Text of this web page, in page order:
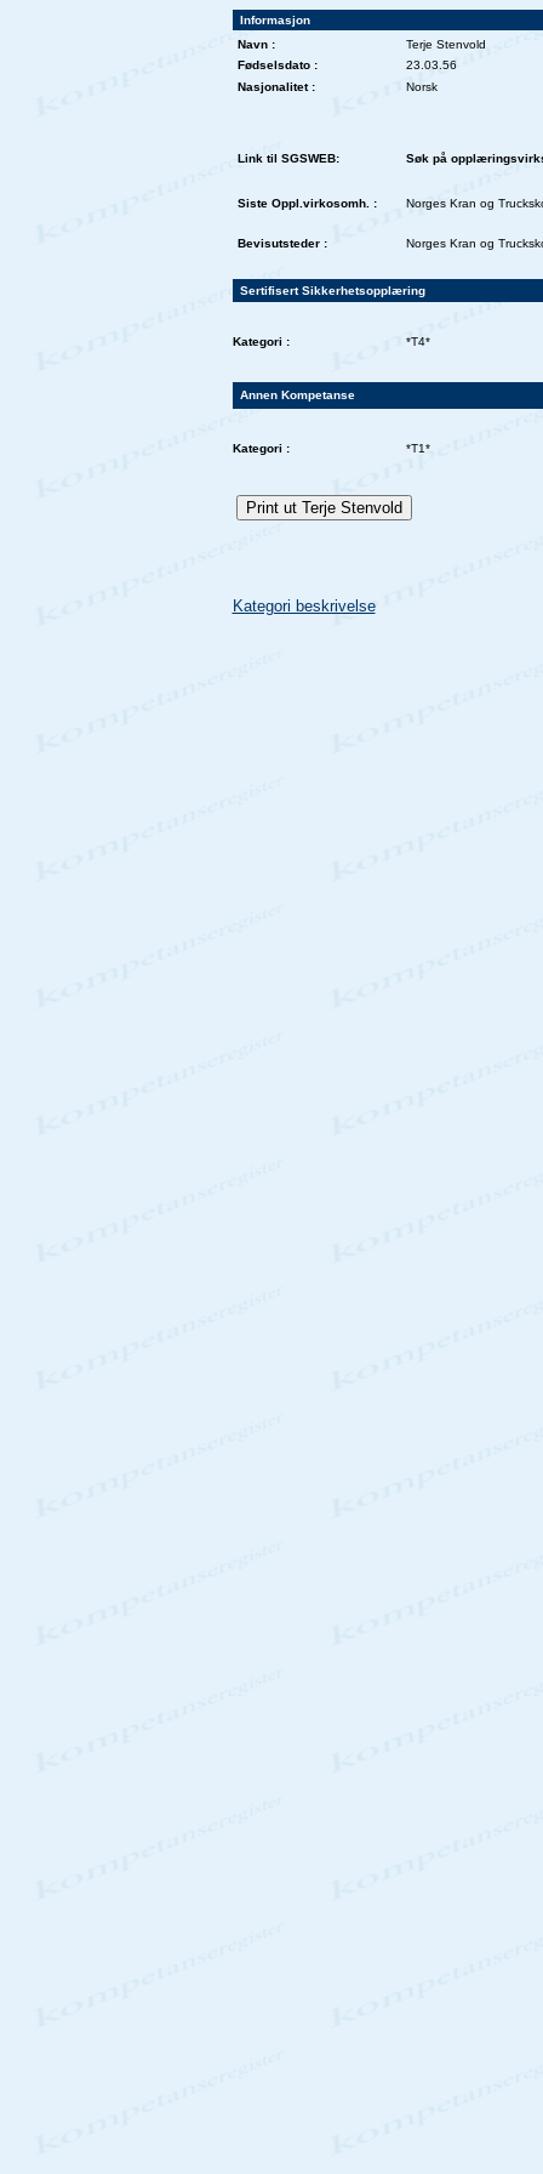
Informasjon
Navn :
Terje Stenvold
Fødselsdato :
23.03.56
Nasjonalitet :
Norsk
Link til SGSWEB: Søk på
Siste Oppl.virkosomh. : Norges Kran og
Bevisutsteder : Norges Kran og
Sertifisert Sikkerhetsopplæring
Kategori : *T4*
Annen Kompetanse
Kategori : *T1*
Kategori beskrivelse